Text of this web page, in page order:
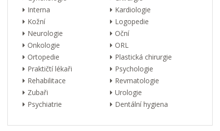
Interna
Kardiologie
Kožní
Logopedie
Neurologie
Oční
Onkologie
ORL
Ortopedie
Plastická chirurgie
Praktičtí lékaři
Psychologie
Rehabilitace
Revmatologie
Zubaři
Urologie
Psychiatrie
Dentální hygiena